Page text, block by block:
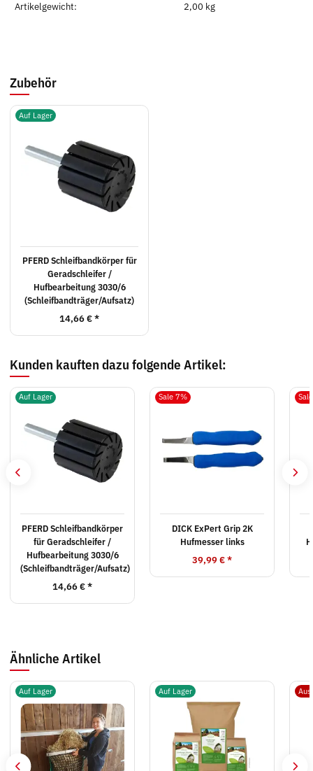
Artikelgewicht:
2,00 kg
Zubehör
Auf Lager
PFERD Schleifbandkörper für
Geradschleifer /
Hufbearbeitung 3030/6
(Schleifbandträger/Aufsatz)
14,66 €*
Kunden kauften dazu folgende Artikel:
Auf Lager
PFERD Schleifbandkörper
für Geradschleifer /
Hufbearbeitung 3030/6
(Schleifbandträger/Aufsatz)
14,66 €*
Sale 7%
DICK ExPert Grip 2K
Hufmesser links
39,99 €*
Ähnliche Artikel
Auf Lager Auf Lager